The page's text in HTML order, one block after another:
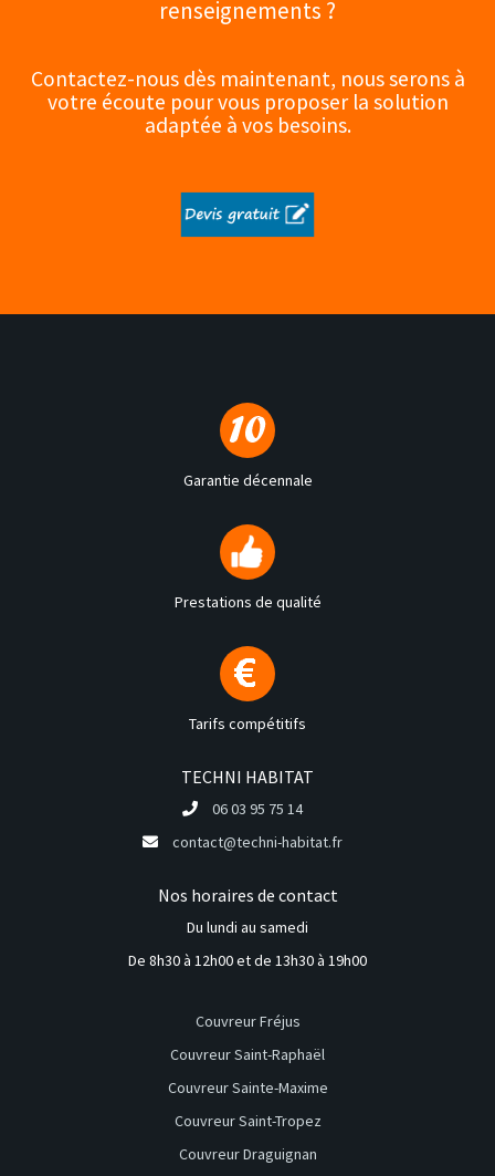
renseignements ?
Contactez-nous dès maintenant, nous serons à
votre écoute pour vous proposer la solution
adaptée à vos besoins.
Garantie décennale
Prestations de qualité
Tarifs compétitifs
TECHNI HABITAT
06 03 95 75 14
contact@techni-habitat.fr
Nos horaires de contact
Du lundi au samedi
De 8h30 à 12h00 et de 13h30 à 19h00
Couvreur Fréjus
Couvreur Saint-Raphaël
Couvreur Sainte-Maxime
Couvreur Saint-Tropez
Couvreur Draguignan